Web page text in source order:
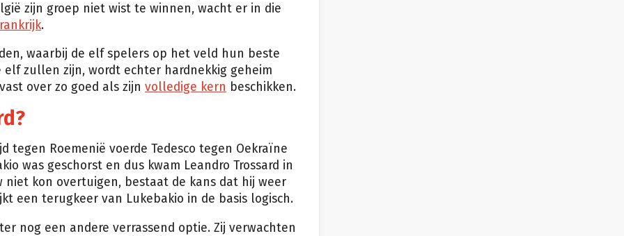
zijn groep niet wist te winnen, wacht er in die
.
waarbij de elf spelers op het veld hun beste
zullen zijn, wordt echter hardnekkig geheim
over zo goed als zijn volledige kern beschikken.
tegen Roemenië voerde Tedesco tegen Oekraïne
was geschorst en dus kwam Leandro Trossard in
kon overtuigen, bestaat de kans dat hij weer
een terugkeer van Lukebakio in de basis logisch.
nog een andere verrassend optie. Zij verwachten